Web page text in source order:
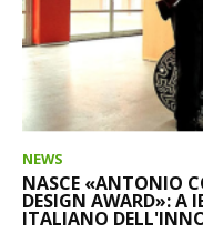
NEWS
NASCE «ANTONIO
DESIGN AWARD»: A
ITALIANO